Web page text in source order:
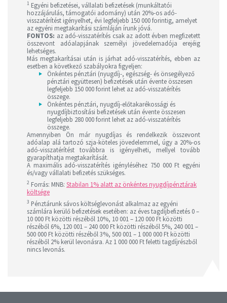
1 Egyéni befizetései, vállalati befizetések (munkáltatói
hozzájárulás, támogatói adomány) után 20%-os adó-
visszatérítést igényelhet, évi legfeljebb 150 000 forintig, amelyet
az egyéni megtakarítási számláján írunk jóvá.
FONTOS: az adó-visszatérítés csak az adott évben megfizetett
összevont adóalapjának személyi jövedelemadója erejéig
lehetséges.
Más megtakarításai után is járhat adó-visszatérítés, ebben az
esetben a következő szabályokra figyeljen:
Önkéntes pénztári (nyugdíj-, egészség- és önsegélyező
pénztári együttesen) befizetések után évente összesen
legfeljebb 150 000 forint lehet az adó-visszatérítés
összege.
Önkéntes pénztári, nyugdíj-előtakarékossági és
nyugdíjbiztosítási befizetések után évente összesen
legfeljebb 280 000 forint lehet az adó-visszatérítés
összege.
Amennyiben Ön már nyugdíjas és rendelkezik összevont
adóalap alá tartozó szja-köteles jövedelemmel, úgy a 20%-os
adó-visszatérítést továbbra is igényelheti, mellyel tovább
gyarapíthatja megtakarítását.
A maximális adó-visszatérítés igényléséhez 750 000 Ft egyéni
és/vagy vállalati befizetés szükséges.
2 Forrás: MNB: Stabilan 1% alatt az önkéntes nyugdíjpénztárak
költsége
3 Pénztárunk sávos költséglevonást alkalmaz az egyéni
számlára kerülő befizetések esetében: az éves tagdíjbefizetés 0 –
10 000 Ft közötti részéből 10%, 10 001 – 120 000 Ft közötti
részéből 6%, 120 001 – 240 000 Ft közötti részéből 5%, 240 001 –
500 000 Ft közötti részéből 3%, 500 001 – 1 000 000 Ft közötti
részéből 2% kerül levonásra. Az 1 000 000 Ft feletti tagdíjrészből
nincs levonás.